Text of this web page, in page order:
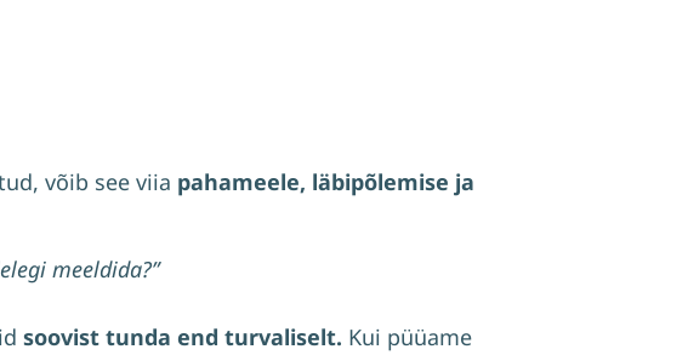
võib see viia pahameele, läbipõlemise ja
meeldida?”
soovist tunda end turvaliselt. Kui püüame